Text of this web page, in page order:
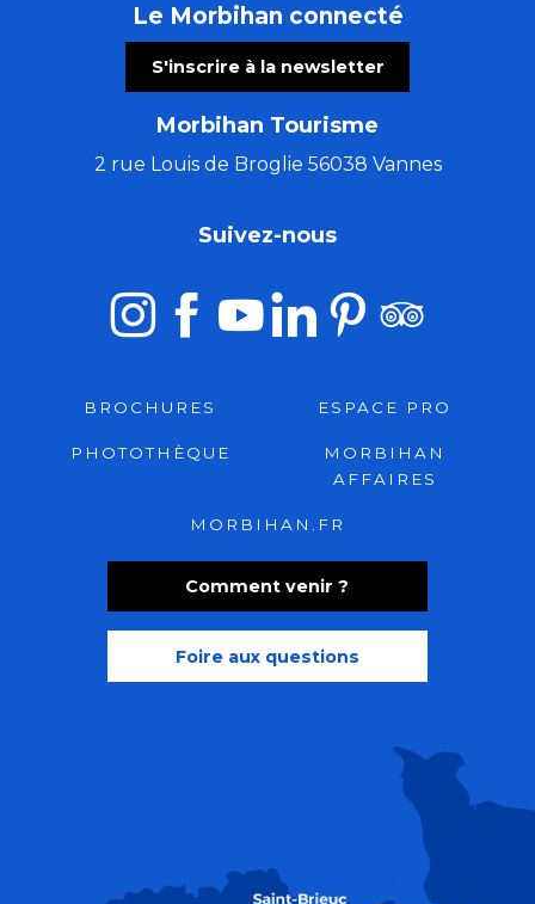
Le Morbihan connecté
S'inscrire à la newsletter
Morbihan Tourisme
2 rue Louis de Broglie 56038 Vannes
Comment venir ?
Foire aux questions
Suivez-nous
BROCHURES ESPACE PRO
PHOTOTHÈQUE
MORBIHAN
AFFAIRES
MORBIHAN.FR